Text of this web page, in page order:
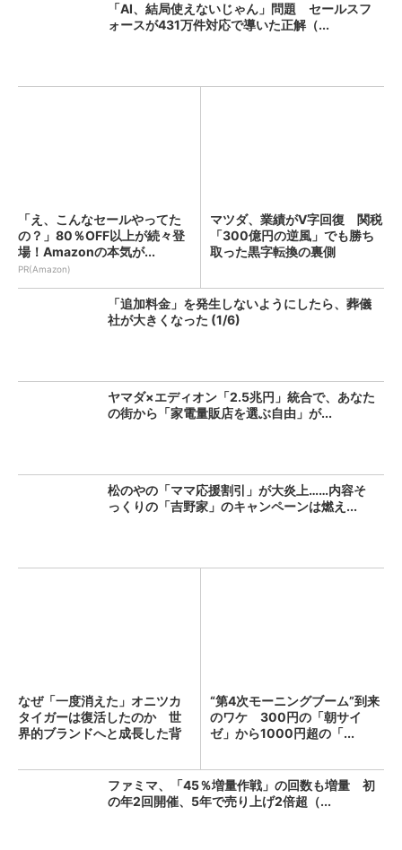
「AI、結局使えないじゃん」問題 セールスフ
ォースが431万件対応で導いた正解（...
「え、こんなセールやってた
の？」80％OFF以上が続々登
場！Amazonの本気が...
PR(Amazon)
マツダ、業績がV字回復 関税
「300億円の逆風」でも勝ち
取った黒字転換の裏側
「追加料金」を発生しないようにしたら、葬儀
社が大きくなった (1/6)
ヤマダ×エディオン「2.5兆円」統合で、あなた
の街から「家電量販店を選ぶ自由」が...
松のやの「ママ応援割引」が大炎上……内容そ
っくりの「吉野家」のキャンペーンは燃え...
なぜ「一度消えた」オニツカ
タイガーは復活したのか 世
界的ブランドへと成長した背
“第4次モーニングブーム”到来
のワケ 300円の「朝サイ
ゼ」から1000円超の「...
ファミマ、「45％増量作戦」の回数も増量 初
の年2回開催、5年で売り上げ2倍超（...